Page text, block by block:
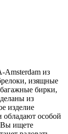
Amsterdam из
изящные
бирки,
из
изделие
обладают особой
Вы ищете